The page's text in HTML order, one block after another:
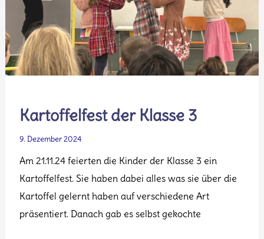
Kartoffelfest der Klasse 3
9. Dezember 2024
Am 21.11.24 feierten die Kinder der Klasse 3 ein
Kartoffelfest. Sie haben dabei alles was sie über die
Kartoffel gelernt haben auf verschiedene Art
präsentiert. Danach gab es selbst gekochte